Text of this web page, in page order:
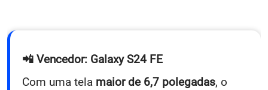
📲 Vencedor: Galaxy S24 FE
Com uma tela maior de 6,7 polegadas, o